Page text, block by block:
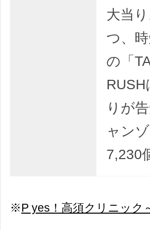
大当
つ、
の「
りが
ャン
7,230
※P yes！高須クリニック